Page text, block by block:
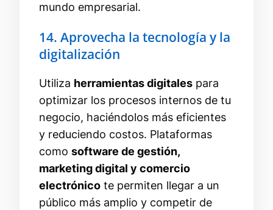
mundo empresarial.
14. Aprovecha la tecnología y la
digitalización
Utiliza herramientas digitales para
optimizar los procesos internos de tu
negocio, haciéndolos más eficientes
y reduciendo costos. Plataformas
como software de gestión,
marketing digital y comercio
electrónico te permiten llegar a un
público más amplio y competir de